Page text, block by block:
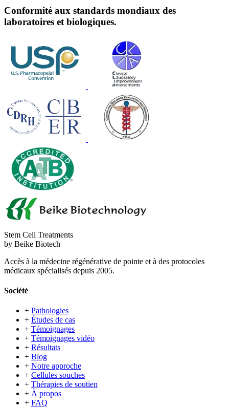
Conformité aux standards mondiaux des
laboratoires et biologiques.
Stem Cell Treatments
by Beike Biotech
Accès à la médecine régénérative de pointe et à des protocoles
médicaux spécialisés depuis 2005.
Société
+ Pathologies
+ Études de cas
+ Témoignages
+ Témoignages vidéo
+ Résultats
+ Blog
+ Notre approche
+ Cellules souches
+ Thérapies de soutien
+ À propos
+ FAQ